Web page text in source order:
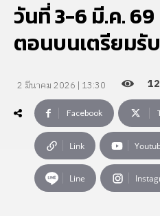
วันที่ 3-6 มี.ค. 69
ตอนบนเตรียมรั
2 มีนาคม 2026 | 13:30
Facebook
Link
Line